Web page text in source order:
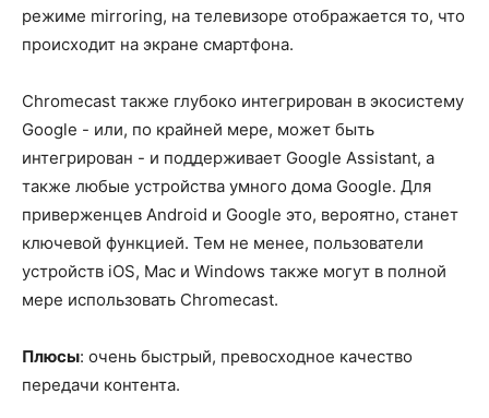
режиме mirroring, на телевизоре отображается то, что
происходит на экране смартфона.
Chromecast также глубоко интегрирован в экосистему
Google - или, по крайней мере, может быть
интегрирован - и поддерживает Google Assistant, а
также любые устройства умного дома Google. Для
приверженцев Android и Google это, вероятно, станет
ключевой функцией. Тем не менее, пользователи
устройств iOS, Mac и Windows также могут в полной
мере использовать Chromecast.
Плюсы: очень быстрый, превосходное качество
передачи контента.